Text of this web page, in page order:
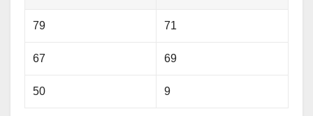
79 71
67 69
50 9